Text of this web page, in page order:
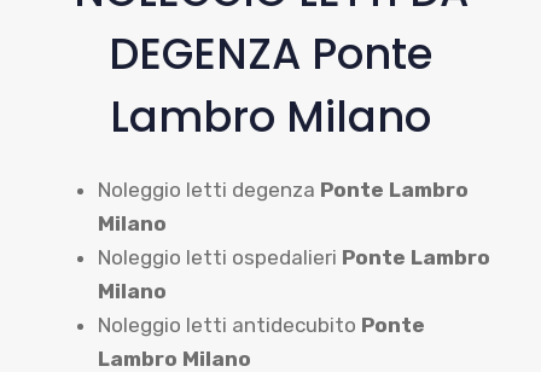
DEGENZA Ponte
Lambro Milano
Noleggio letti degenza Ponte Lambro
Milano
Noleggio letti ospedalieri Ponte Lambro
Milano
Noleggio letti antidecubito Ponte
Lambro Milano